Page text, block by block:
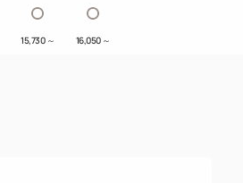
15,730 ～ 16,050 ～